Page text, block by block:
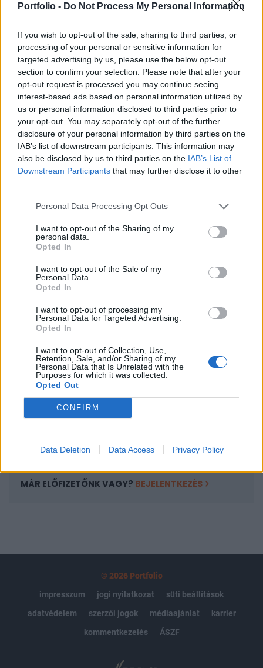
Portfolio - Do Not Process My Personal Information
If you wish to opt-out of the sale, sharing to third parties, or
processing of your personal or sensitive information for
targeted advertising by us, please use the below opt-out
section to confirm your selection. Please note that after your
opt-out request is processed you may continue seeing
interest-based ads based on personal information utilized by
us or personal information disclosed to third parties prior to
your opt-out. You may separately opt-out of the further
disclosure of your personal information by third parties on the
IAB’s list of downstream participants. This information may
also be disclosed by us to third parties on the IAB’s List of
Downstream Participants that may further disclose it to other
Personal Data Processing Opt Outs
I want to opt-out of the Sharing of my
personal data.
Opted In
I want to opt-out of the Sale of my
Personal Data.
Opted In
I want to opt-out of processing my
Personal Data for Targeted Advertising.
Opted In
I want to opt-out of Collection, Use,
Retention, Sale, and/or Sharing of my
Personal Data that Is Unrelated with the
Purposes for which it was collected.
Opted Out
CONFIRM
Data Deletion Data Access Privacy Policy
MTI
Két év alatt 49 ezerről 96 ezerre nőtt, csaknem
megduplázódott a használt személyautók
importja, amelyek tizenegy éves átlagos életkora
komoly műszaki problémákat vet fel - mondta
Erdélyi Péter, a Magyar Gépjárműimportőrök
Egyesülete (MGE) ügyvezető elnöke kedden,
Budapesten egy sajtótájékoztatón.
Pörög az autópiac, de messze még a 2007-es szint Az új
autók eladása tavaly 20 százalékkal, 67 500-ra nőtt, így a
ezret - tette hozzá. Európában tavaly 12,5 millió új
személyautó talált gazdára, ez 600 ezerrel több a 2013.
évinél, de még mindig messze van a 2007-es 15,7 milliós
KEDVES OLVASÓNK!
A keresett cikk a portfolio.hu hírarchívumához
tartozik, melynek olvasása előfizetéses
regisztrációhoz kötött.
Az előfizetés a következőket tartalmazza:
Portfolio.hu teljes cikkarchívum
Kötéslisták: BÉT elmúlt 2 év napon belüli
kötéslistái
MÁR ELŐFIZETŐNK VAGY? BEJELENTKEZÉS
© 2026 Portfolio
impresszum
jogi nyilatkozat
süti beállítások
adatvédelem
szerzői jogok médiaajánlat
karrier
kommentkezelés
ÁSZF